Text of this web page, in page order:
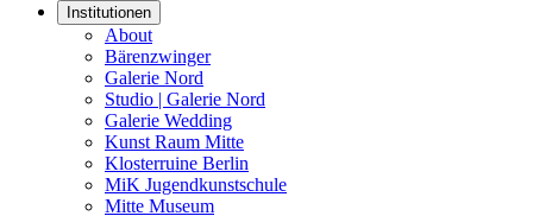
Institutionen
About
Bärenzwinger
Galerie Nord
Studio | Galerie Nord
Galerie Wedding
Kunst Raum Mitte
Klosterruine Berlin
MiK Jugendkunstschule
Mitte Museum